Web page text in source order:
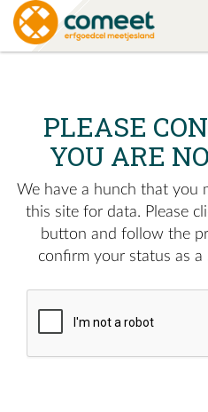
PLEASE
YOU ARE
We have a hunch that you
this site for data. Please
button and follow the
confirm your status as